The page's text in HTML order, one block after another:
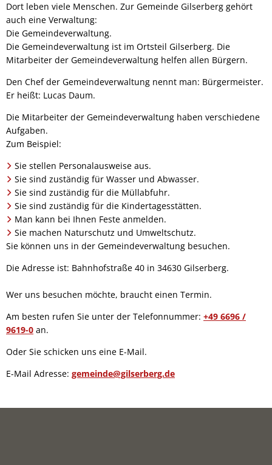
Dort leben viele Menschen. Zur Gemeinde Gilserberg gehört
auch eine Verwaltung:
Die Gemeindeverwaltung.
Die Gemeindeverwaltung ist im Ortsteil Gilserberg. Die
Mitarbeiter der Gemeindeverwaltung helfen allen Bürgern.
Den Chef der Gemeindeverwaltung nennt man: Bürgermeister.
Er heißt: Lucas Daum.
Die Mitarbeiter der Gemeindeverwaltung haben verschiedene
Aufgaben.
Zum Beispiel:
Sie stellen Personalausweise aus.
Sie sind zuständig für Wasser und Abwasser.
Sie sind zuständig für die Müllabfuhr.
Sie sind zuständig für die Kindertagesstätten.
Man kann bei Ihnen Feste anmelden.
Sie machen Naturschutz und Umweltschutz.
Sie können uns in der Gemeindeverwaltung besuchen.
Die Adresse ist: Bahnhofstraße 40 in 34630 Gilserberg.
Wer uns besuchen möchte, braucht einen Termin.
Am besten rufen Sie unter der Telefonnummer: +49 6696 /
9619-0 an.
Oder Sie schicken uns eine E-Mail.
E-Mail Adresse: gemeinde@gilserberg.de